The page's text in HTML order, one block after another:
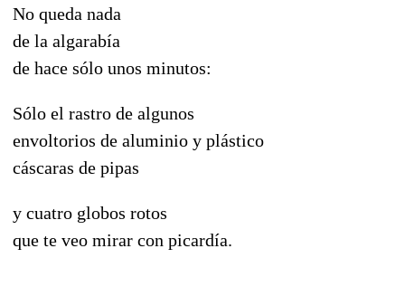
No queda nada
de la algarabía
de hace sólo unos minutos:
Sólo el rastro de algunos
envoltorios de aluminio y plástico
cáscaras de pipas
y cuatro globos rotos
que te veo mirar con picardía.